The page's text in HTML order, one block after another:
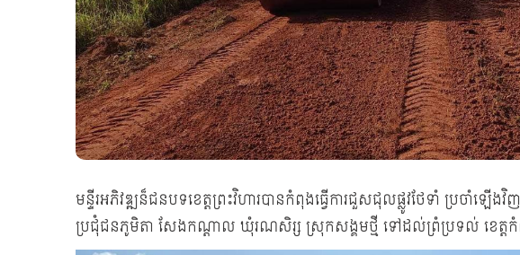
មន្ទីរអភិវឌ្ឍន៏ជនបទខេត្តព្រះវិហារបានកំពុងធ្វើការជួសជុលផ្លូវថែទាំ ប្រចាំឡើង
ប្រជុំជនភូមិតា សែងកណ្តាល ឃុំរណសិរ្ស ស្រុកសង្គមថ្មី ទៅដល់ព្រំប្រទល់ ខេត្ត